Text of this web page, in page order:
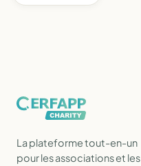
La plateforme tout-en-un
pour les associations et les